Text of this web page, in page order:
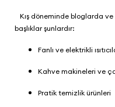
Kış döneminde bloglarda
başlıklar şunlardır:
Fanlı ve elektrikli
Kahve makineleri ve
Pratik temizlik ürünleri